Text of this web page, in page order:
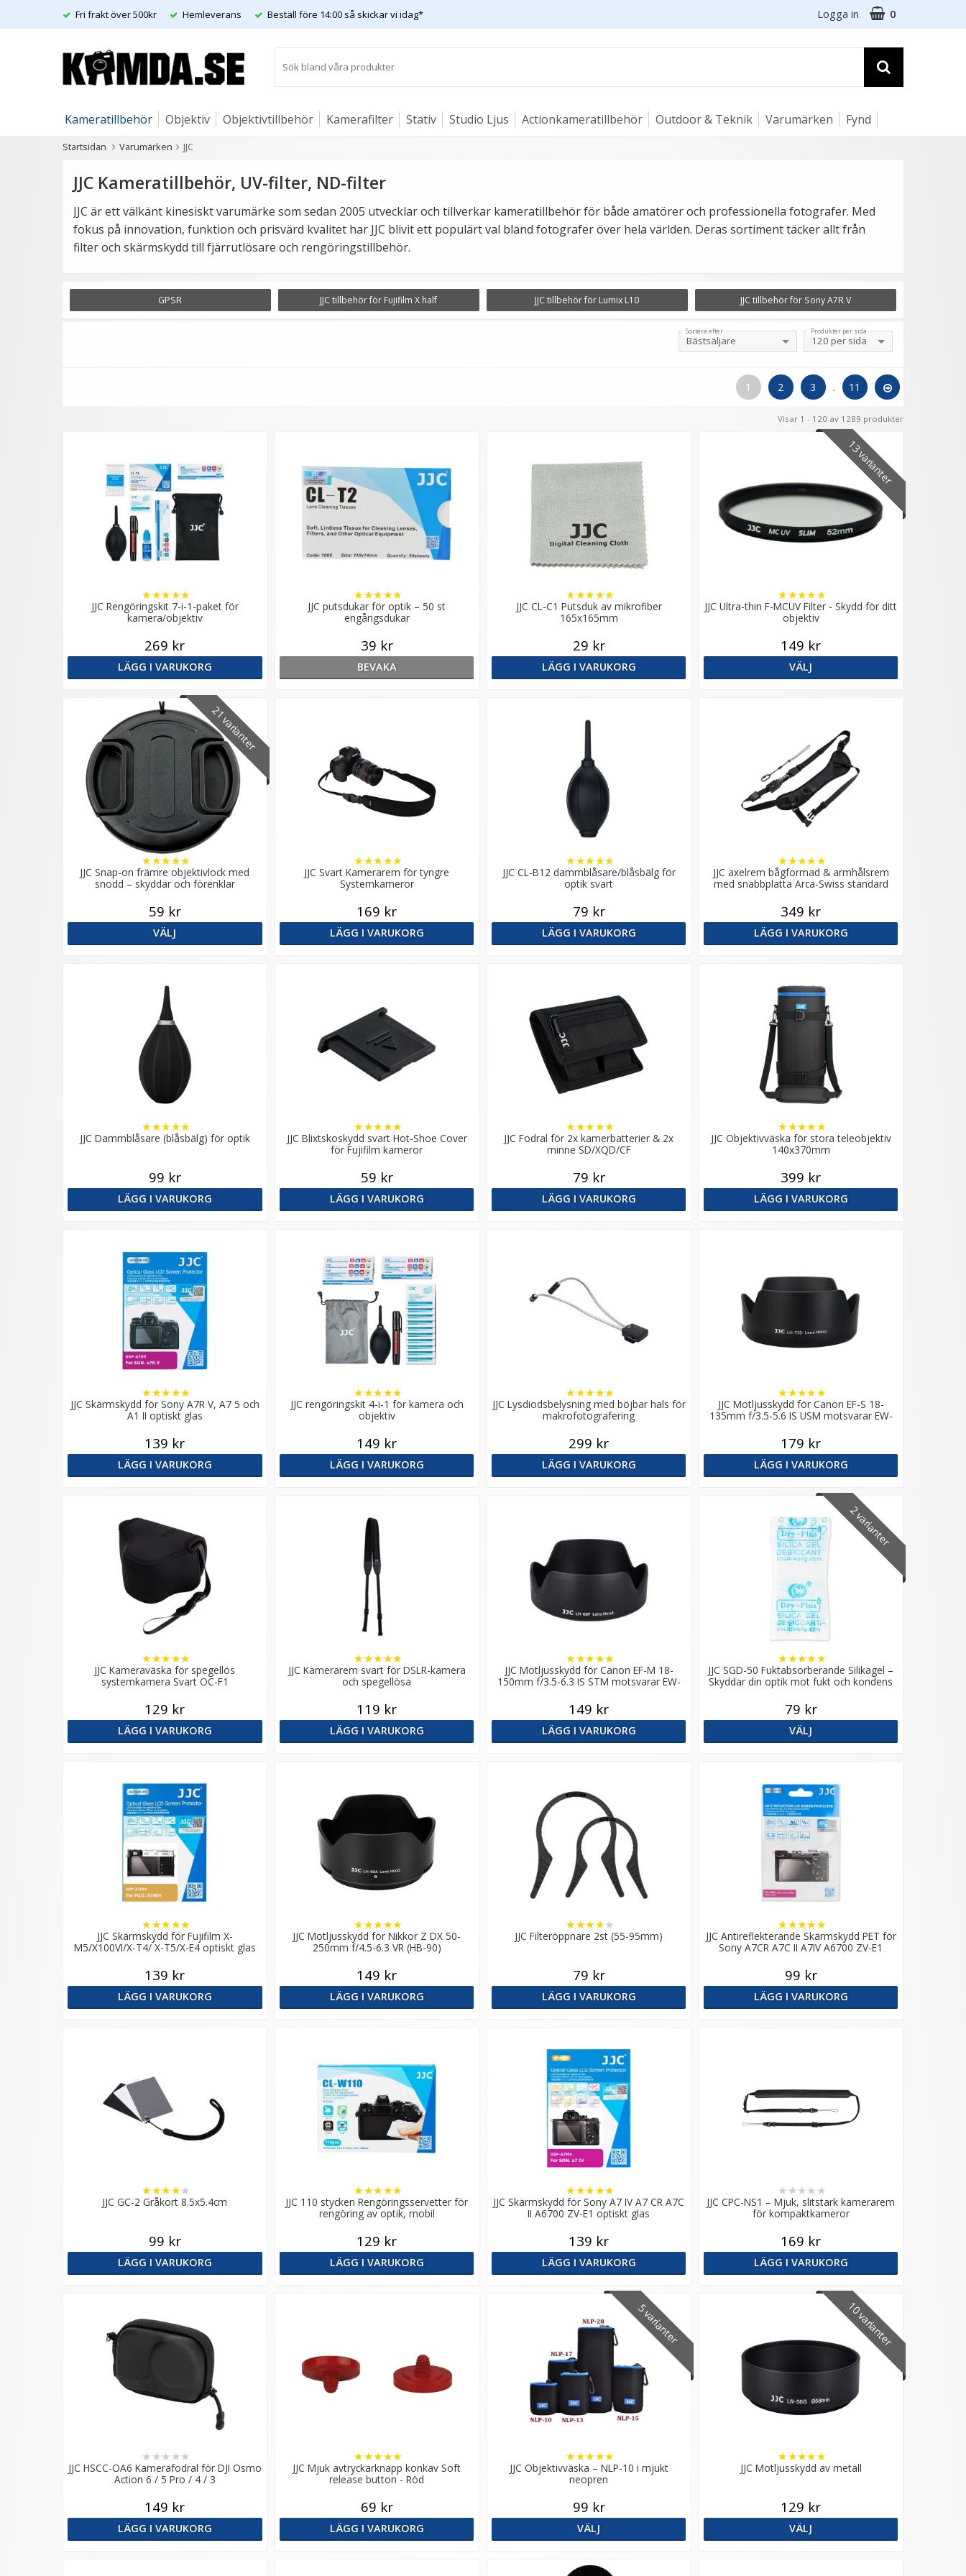
Fri frakt över 500kr Hemleverans Beställ före 14:00 så skickar vi idag* Logga in 0
Kameratillbehör Objektiv Objektivtillbehör Kamerafilter Stativ Studio Ljus Actionkameratillbehör Outdoor & Teknik Varumärken Fynd
Artiklar
Startsidan Varumärken JJC
JJC Kameratillbehör, UV-filter, ND-filter
JJC är ett välkänt kinesiskt varumärke som sedan 2005 utvecklar och tillverkar kameratillbehör för både amatörer och professionella fotografer. Med
fokus på innovation, funktion och prisvärd kvalitet har JJC blivit ett populärt val bland fotografer över hela världen. Deras sortiment täcker allt från
filter och skärmskydd till fjärrutlösare och rengöringstillbehör.
GPSR JJC tillbehör för Fujifilm X half JJC tillbehör för Lumix L10 JJC tillbehör för Sony A7R V
Sortera efter Produkter per sida
1 2 3 . 11
Visar 1 - 120 av 1289 produkter
JJC Rengöringskit 7-i-1-paket för
kamera/objektiv
★★★★★
269 kr
LÄGG I VARUKORG
JJC putsdukar för optik – 50 st
engångsdukar
★★★★★
39 kr
BEVAKA
JJC CL-C1 Putsduk av mikrofiber
165x165mm
★★★★★
29 kr
LÄGG I VARUKORG
13 varianter
JJC Ultra-thin F-MCUV Filter - Skydd för ditt
objektiv
★★★★★
149 kr
VÄLJ
21 varianter
JJC Snap-on främre objektivlock med
snodd – skyddar och förenklar
★★★★★
59 kr
VÄLJ
JJC Svart Kamerarem för tyngre
Systemkameror
★★★★★
169 kr
LÄGG I VARUKORG
JJC CL-B12 dammblåsare/blåsbälg för
optik svart
★★★★★
79 kr
LÄGG I VARUKORG
JJC axelrem bågformad & armhålsrem
med snabbplatta Arca-Swiss standard
★★★★★
349 kr
LÄGG I VARUKORG
JJC Dammblåsare (blåsbälg) för optik
★★★★★
99 kr
LÄGG I VARUKORG
JJC Blixtskoskydd svart Hot-Shoe Cover
för Fujifilm kameror
★★★★★
59 kr
LÄGG I VARUKORG
JJC Fodral för 2x kamerbatterier & 2x
minne SD/XQD/CF
★★★★★
79 kr
LÄGG I VARUKORG
JJC Objektivväska för stora teleobjektiv
140x370mm
★★★★★
399 kr
LÄGG I VARUKORG
JJC Skärmskydd för Sony A7R V, A7 5 och
A1 II optiskt glas
★★★★★
139 kr
LÄGG I VARUKORG
JJC rengöringskit 4-i-1 för kamera och
objektiv
★★★★★
149 kr
LÄGG I VARUKORG
JJC Lysdiodsbelysning med böjbar hals för
makrofotografering
★★★★★
299 kr
LÄGG I VARUKORG
JJC Motljusskydd för Canon EF-S 18-
135mm f/3.5-5.6 IS USM motsvarar EW-
★★★★★
179 kr
LÄGG I VARUKORG
JJC Kameraväska för spegellös
systemkamera Svart OC-F1
★★★★★
129 kr
LÄGG I VARUKORG
JJC Kamerarem svart för DSLR-kamera
och spegellösa
★★★★★
119 kr
LÄGG I VARUKORG
JJC Motljusskydd för Canon EF-M 18-
150mm f/3.5-6.3 IS STM motsvarar EW-
★★★★★
149 kr
LÄGG I VARUKORG
2 varianter
JJC SGD-50 Fuktabsorberande Silikagel –
Skyddar din optik mot fukt och kondens
★★★★★
79 kr
VÄLJ
JJC Skärmskydd för Fujifilm X-
M5/X100VI/X-T4/ X-T5/X-E4 optiskt glas
★★★★★
139 kr
LÄGG I VARUKORG
JJC Motljusskydd för Nikkor Z DX 50-
250mm f/4.5-6.3 VR (HB-90)
★★★★★
149 kr
LÄGG I VARUKORG
JJC Filteröppnare 2st (55-95mm)
★★★★★
79 kr
LÄGG I VARUKORG
JJC Antireflekterande Skärmskydd PET för
Sony A7CR A7C II A7IV A6700 ZV-E1
★★★★★
99 kr
LÄGG I VARUKORG
JJC GC-2 Gråkort 8.5x5.4cm
★★★★★
99 kr
LÄGG I VARUKORG
JJC 110 stycken Rengöringsservetter för
rengöring av optik, mobil
★★★★★
129 kr
LÄGG I VARUKORG
JJC Skärmskydd för Sony A7 IV A7 CR A7C
II A6700 ZV-E1 optiskt glas
★★★★★
139 kr
LÄGG I VARUKORG
JJC CPC-NS1 – Mjuk, slitstark kamerarem
för kompaktkameror
★ ★★★ ★
169 kr
LÄGG I VARUKORG
JJC HSCC-OA6 Kamerafodral för DJI Osmo
Action 6 / 5 Pro / 4 / 3
★ ★★ ★★
149 kr
LÄGG I VARUKORG
JJC Mjuk avtryckarknapp konkav Soft
release button - Röd
★★★★★
69 kr
LÄGG I VARUKORG
5 varianter
JJC Objektivväska – NLP-10 i mjukt
neopren
★★★★★
99 kr
VÄLJ
10 varianter
JJC Motljusskydd av metall
★★★★★
129 kr
VÄLJ